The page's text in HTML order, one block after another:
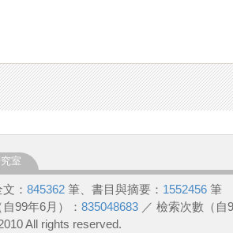
室
： 845362 筆、書目與摘要： 1552456 筆
99年6月）： 835048683 ／ 檢索次數（自
All rights reserved.